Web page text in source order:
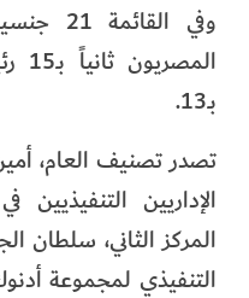
بـ13.
تصدر تصنيف العام،
الإداريين
المركز الثاني، سلطان